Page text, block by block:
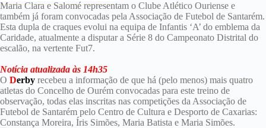
Maria Clara e Salomé representam o Clube Atlético Ouriense e
também já foram convocadas pela Associação de Futebol de Santarém.
Esta dupla de craques evolui na equipa de Infantis ‘A’ do emblema da
Caridade, atualmente a disputar a Série 8 do Campeonato Distrital do
escalão, na vertente Fut7.
Notícia atualizada às 14h35
O Derby recebeu a informação de que há (pelo menos) mais quatro
atletas do Concelho de Ourém convocadas para este treino de
observação, todas elas inscritas nas competições da Associação de
Futebol de Santarém pelo Centro de Cultura e Desporto de Caxarias:
Constança Moreira, Íris Simões, Maria Batista e Maria Simões.